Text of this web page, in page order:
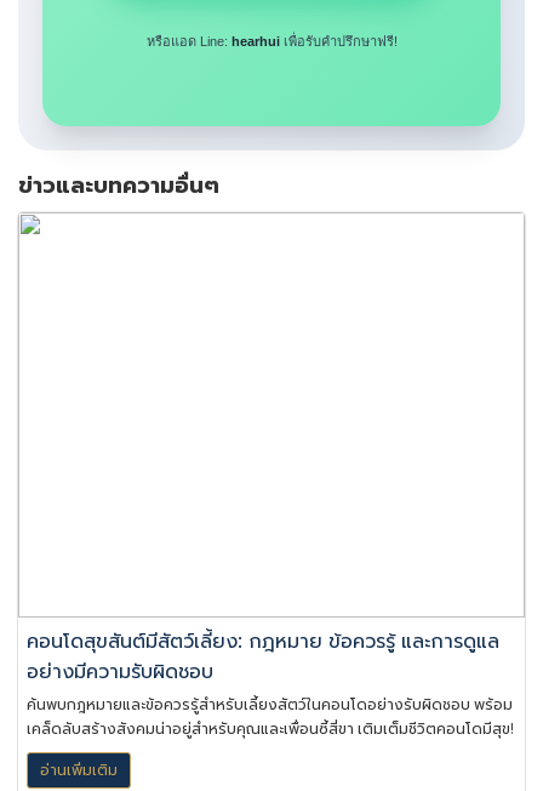
หรือแอด Line: hearhuiเพื่อรับคำปรึกษาฟรี!
ข่าวและบทความอื่นๆ
คอนโดสุขสันต์มีสัตว์เลี้ยง: กฎหมาย ข้อควรรู้ และการดูแล
อย่างมีความรับผิดชอบ
ค้นพบกฎหมายและข้อควรรู้สำหรับเลี้ยงสัตว์ในคอนโดอย่างรับผิดชอบ พร้อม
เคล็ดลับสร้างสังคมน่าอยู่สำหรับคุณและเพื่อนซี้สี่ขา เติมเต็มชีวิตคอนโดมีสุข!
อ่านเพิ่มเติม